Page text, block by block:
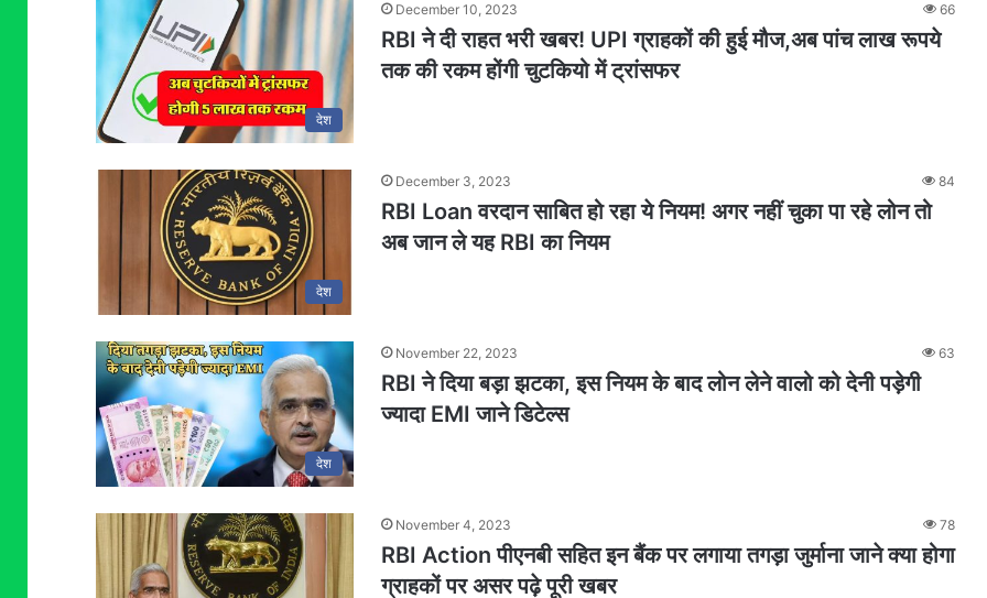
देश
December 10, 2023 66
RBI ने दी राहत भरी खबर! UPI ग्राहकों की हुई मौज,अब पांच लाख रूपये
तक की रकम होंगी चुटकियो में ट्रांसफर
देश
December 3, 2023 84
RBI Loan वरदान साबित हो रहा ये नियम! अगर नहीं चुका पा रहे लोन तो
अब जान ले यह RBI का नियम
देश
November 22, 2023 63
RBI ने दिया बड़ा झटका, इस नियम के बाद लोन लेने वालो को देनी पड़ेगी
ज्यादा EMI जाने डिटेल्स
November 4, 2023 78
RBI Action पीएनबी सहित इन बैंक पर लगाया तगड़ा जुर्माना जाने क्या होगा
ग्राहकों पर असर पढ़े पूरी खबर